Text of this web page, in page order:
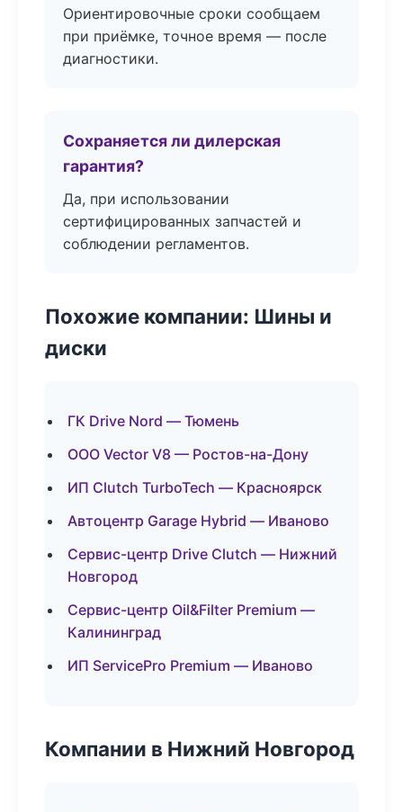
Ориентировочные сроки сообщаем
при приёмке, точное время — после
диагностики.
Сохраняется ли дилерская
гарантия?
Да, при использовании
сертифицированных запчастей и
соблюдении регламентов.
Похожие компании: Шины и
диски
ГК Drive Nord — Тюмень
ООО Vector V8 — Ростов-на-Дону
ИП Clutch TurboTech — Красноярск
Автоцентр Garage Hybrid — Иваново
Сервис-центр Drive Clutch — Нижний
Новгород
Сервис-центр Oil&Filter Premium —
Калининград
ИП ServicePro Premium — Иваново
Компании в Нижний Новгород